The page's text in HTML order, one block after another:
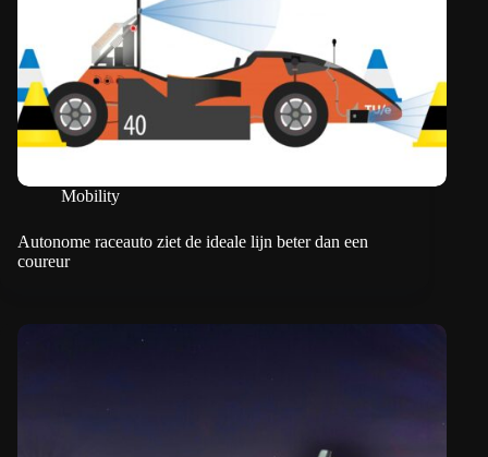
Mobility
Autonome raceauto ziet de ideale lijn beter dan een
coureur